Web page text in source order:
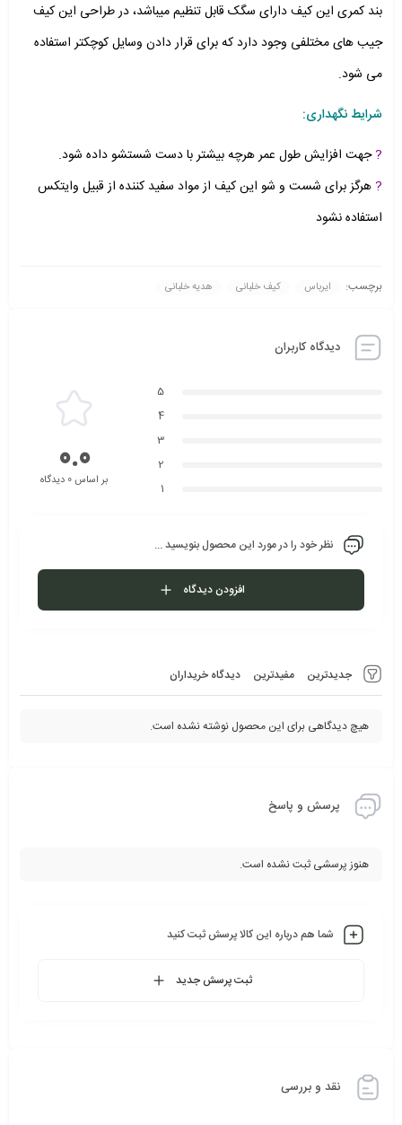
بند کمری این کیف دارای سگک قابل تنظیم میباشد، در طراحی این کیف
جیب های مختلفی وجود دارد که برای قرار دادن وسایل کوچکتر استفاده
می شود.
شرایط نگهداری:
? جهت افزایش طول عمر هرچه بیشتر با دست شستشو داده شود.
? هرگز برای شست و شو این کیف از مواد سفید کننده از قبیل وایتکس
استفاده نشود
برچسب: ایرباس کیف خلبانی هدیه خلبانی
دیدگاه کاربران
جدیدترین مفیدترین دیدگاه خریداران
هیچ دیدگاهی برای این محصول نوشته نشده است.
5
4
3
2
1
0.0بر اساس 0 دیدگاه
نظر خود را در مورد این محصول بنویسید ...
افزودن دیدگاه
پرسش و پاسخ
هنوز پرسشی ثبت نشده است.
شما هم درباره این کالا پرسش ثبت کنید
ثبت پرسش جدید
نقد و بررسی